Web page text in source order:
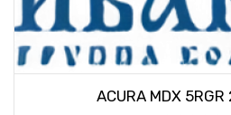
ACURA MDX